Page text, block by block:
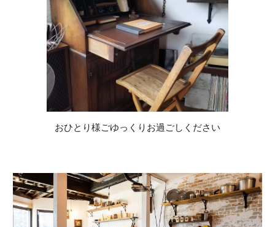
おひとり様ごゆっくりお過ごしください